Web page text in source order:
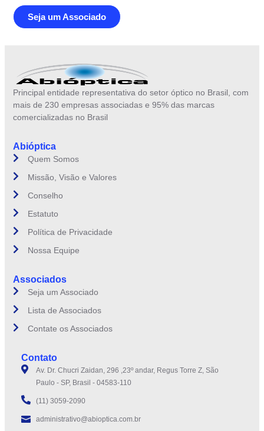
Seja um Associado
Principal entidade representativa do setor óptico no Brasil, com
mais de 230 empresas associadas e 95% das marcas
comercializadas no Brasil
Abióptica
Quem Somos
Missão, Visão e Valores
Conselho
Estatuto
Política de Privacidade
Nossa Equipe
Associados
Seja um Associado
Lista de Associados
Contate os Associados
Contato
Av. Dr. Chucri Zaidan, 296 ,23º andar, Regus Torre Z, São
Paulo - SP, Brasil - 04583-110
(11) 3059-2090
administrativo@abioptica.com.br